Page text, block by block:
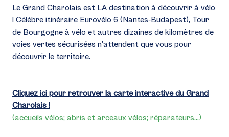
Le Grand Charolais est LA destination à découvrir à vélo
! Célèbre itinéraire Eurovélo 6 (Nantes-Budapest), Tour
de Bourgogne à vélo et autres dizaines de kilomètres de
voies vertes sécurisées n'attendent que vous pour
découvrir le territoire.
Cliquez ici pour retrouver la carte interactive du Grand
Charolais !
(accueils vélos; abris et arceaux vélos; réparateurs...)